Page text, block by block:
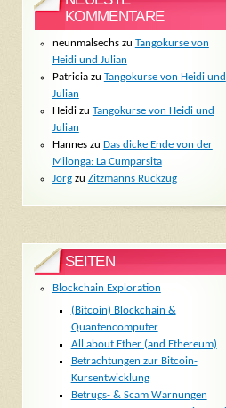
KOMMENTARE
neunmalsechszu Tangokurse von
Heidi und Julian
Patriciazu Tangokurse von Heidi und
Julian
Heidizu Tangokurse von Heidi und
Julian
Hanneszu Das dicke Ende von der
Milonga: La Cumparsita
Jörgzu Zitzmanns Rückzug
SEITEN
Blockchain Exploration
(Bitcoin) Blockchain &
Quantencomputer
All about Ether (and Ethereum)
Betrachtungen zur Bitcoin-
Kursentwicklung
Betrugs- & Scam Warnungen